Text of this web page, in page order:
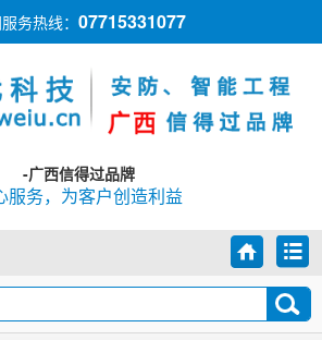
务热线： 07715331077
-广西信得过品牌
服务，为客户创造利益